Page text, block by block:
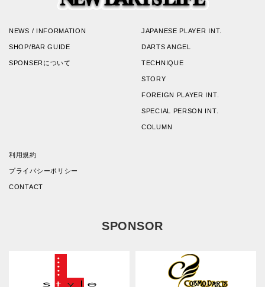
NEWS / INFORMATION
SHOP/BAR GUIDE
SPONSERについて
JAPANESE PLAYER INT.
DARTS ANGEL
TECHNIQUE
STORY
FOREIGN PLAYER INT.
SPECIAL PERSON INT.
COLUMN
利用規約
プライバシーポリシー
CONTACT
SPONSOR